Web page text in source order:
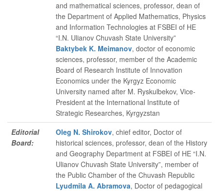
and mathematical sciences, professor, dean of
the Department of Applied Mathematics, Physics
and Information Technologies at FSBEI of HE
“I.N. Ulianov Chuvash State University”
Baktybek K. Meimanov, doctor of economic
sciences, professor, member of the Academic
Board of Research Institute of Innovation
Economics under the Kyrgyz Economic
University named after M. Ryskulbekov, Vice-
President at the International Institute of
Strategic Researches, Kyrgyzstan
Editorial
Board:
Oleg N. Shirokov, chief editor, Doctor of
historical sciences, professor, dean of the History
and Geography Department at FSBEI of HE “I.N.
Ulianov Chuvash State University”, member of
the Public Chamber of the Chuvash Republic
Lyudmila A. Abramova, Doctor of pedagogical